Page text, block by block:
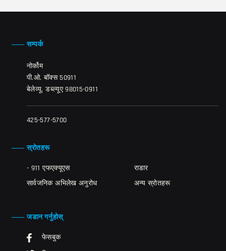
सम्पर्क
नोर्कोम
पी.ओ. बॉक्स 50911
बेलेव्यू, डब्ल्यूए 98015-0911
425-577-5700
स्रोतहरू
- 911 एफएक्यूएस
सार्वजनिक अभिलेख अनुरोध
राडार
अन्य स्रोतहरू
जडान गर्नुहोस्
फेसबुक